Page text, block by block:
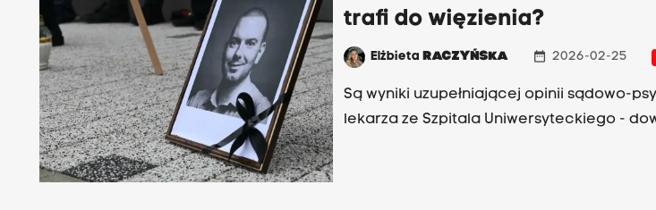
trafi do więzienia?
ElżbietaRACZYŃSKA date_range 2026-02-25
Są wyniki uzupełniającej opinii sądowo-
lekarza ze Szpitala Uniwersyteckiego -